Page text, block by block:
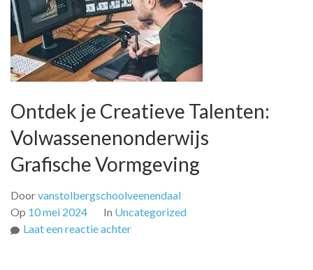
Ontdek je Creatieve Talenten:
Volwassenenonderwijs
Grafische Vormgeving
Doorvanstolbergschoolveenendaal
Op 10 mei 2024 In Uncategorized
Laat een reactie achterop